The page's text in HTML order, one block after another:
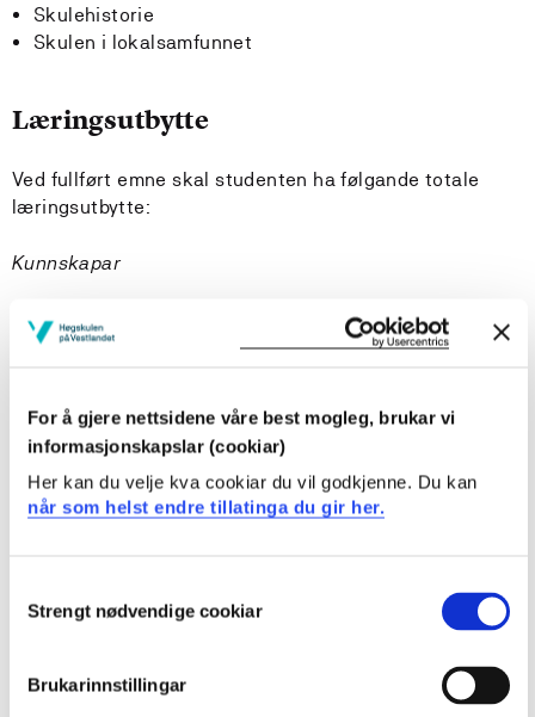
For å gjere nettsidene våre best mogleg, brukar vi
informasjonskapslar (cookiar)
Her kan du velje kva cookiar du vil godkjenne. Du kan
når som helst endre tillatinga du gir her.
Selection
Strengt nødvendige cookiar
Brukarinnstillingar
Skulehistorie
Skulen i lokalsamfunnet
Læringsutbytte
Ved fullført emne skal studenten ha følgande totale
læringsutbytte:
Kunnskapar
Studenten
utfordringar i realiseringa av gjeldande læreplan og
øvrige styringsdokumenter
har inngåande kunnskap om profesjonfellesskapet si
betydning for elevane sine læringsprosessar med
vekt på byrjaropplæring
har inngåande kunnskapar om skulen som lærande
har inngåande kunnskapar om samhandling mellom